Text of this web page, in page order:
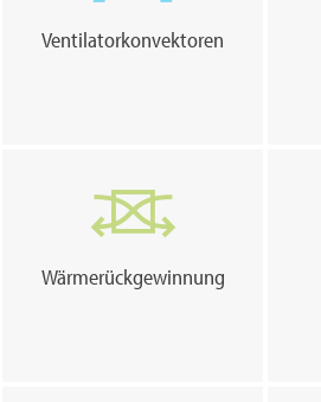
Ventilatorkonvektoren
Wärmerückgewinnung